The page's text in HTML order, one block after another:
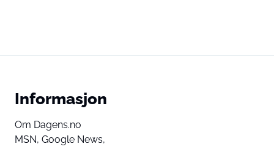
Informasjon
Om Dagens.no
MSN, Google News,